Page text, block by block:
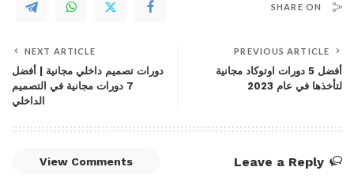
SHARE ON
PREVIOUS ARTICLE
أفضل 5 دورات اوتوكاد مجانية
لتأخذها في عام 2023
NEXT ARTICLE
دورات تصميم داخلي مجانية | أفضل
7 دورات مجانية في التصميم
الداخلي
Leave a Reply
View Comments